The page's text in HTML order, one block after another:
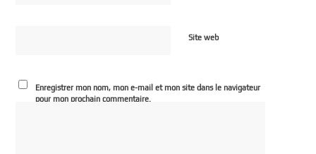
Site web
Enregistrer mon nom, mon e-mail et mon site dans le navigateur
pour mon prochain commentaire.